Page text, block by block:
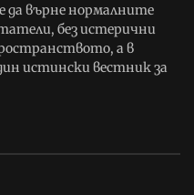
да върне нормалните
без истерични
а в
истински вестник за